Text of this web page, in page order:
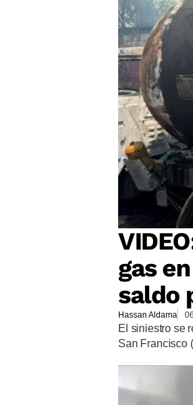
gas
saldo
Hassan Aldama
El siniestro se
San Francisco